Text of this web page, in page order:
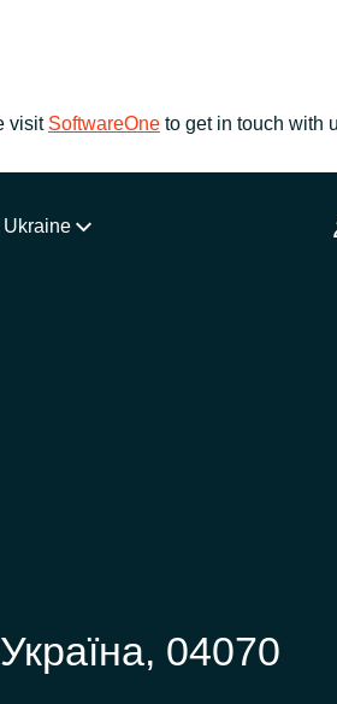
visit SoftwareOne to get in touch with
Ukraine
04070